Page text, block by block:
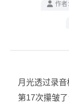
作者
月光透过录
第17次攥皱